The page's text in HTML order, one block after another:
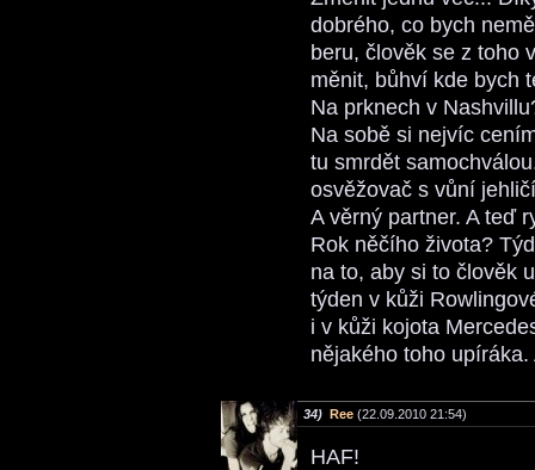
dobrého, co bych
beru, člověk se z toho
měnit, bůhví kde bych
Na prknech v
Na sobě si nejvíc
tu smrdět
osvěžovač s vůní
A věrný partner. A teď
Rok něčího života?
na to, aby si to člověk
týden v kůži
i v kůži kojota
nějakého toho
34) Ree (22.09.2010 21:54)
HAF!